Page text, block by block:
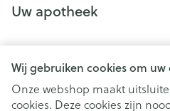
Wij gebruiken cookies om
Onze webshop maakt
cookies. Deze cookies zijn
Uw apotheek